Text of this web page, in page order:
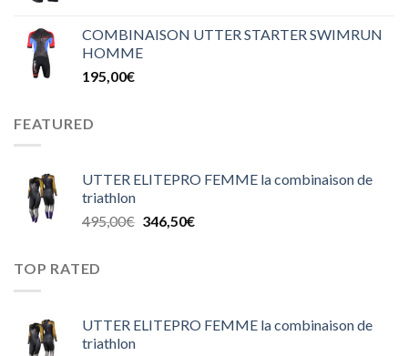
COMBINAISON UTTER STARTER SWIMRUN
HOMME
195,00€
FEATURED
UTTER ELITEPRO FEMME la combinaison de
triathlon
495,00€ 346,50€
TOP RATED
UTTER ELITEPRO FEMME la combinaison de
triathlon